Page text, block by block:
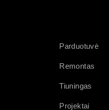
Parduotuvė
Remontas
Tiuningas
Projektai